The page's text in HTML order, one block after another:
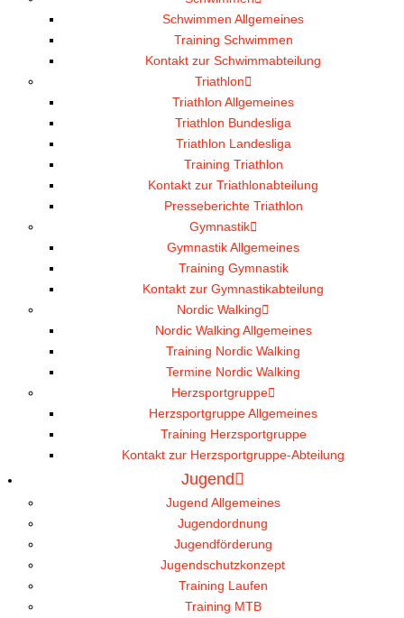
Schwimmen Allgemeines
Training Schwimmen
Kontakt zur Schwimmabteilung
Triathlon
Triathlon Allgemeines
Triathlon Bundesliga
Triathlon Landesliga
Training Triathlon
Kontakt zur Triathlonabteilung
Presseberichte Triathlon
Gymnastik
Gymnastik Allgemeines
Training Gymnastik
Kontakt zur Gymnastikabteilung
Nordic Walking
Nordic Walking Allgemeines
Training Nordic Walking
Termine Nordic Walking
Herzsportgruppe
Herzsportgruppe Allgemeines
Training Herzsportgruppe
Kontakt zur Herzsportgruppe-Abteilung
Jugend
Jugend Allgemeines
Jugendordnung
Jugendförderung
Jugendschutzkonzept
Training Laufen
Training MTB